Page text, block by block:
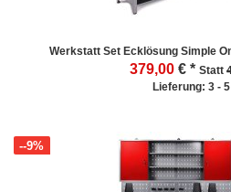
Werkstatt Set Ecklösung Simple
379,00 € * Statt
Lieferung: 3 -
--9%